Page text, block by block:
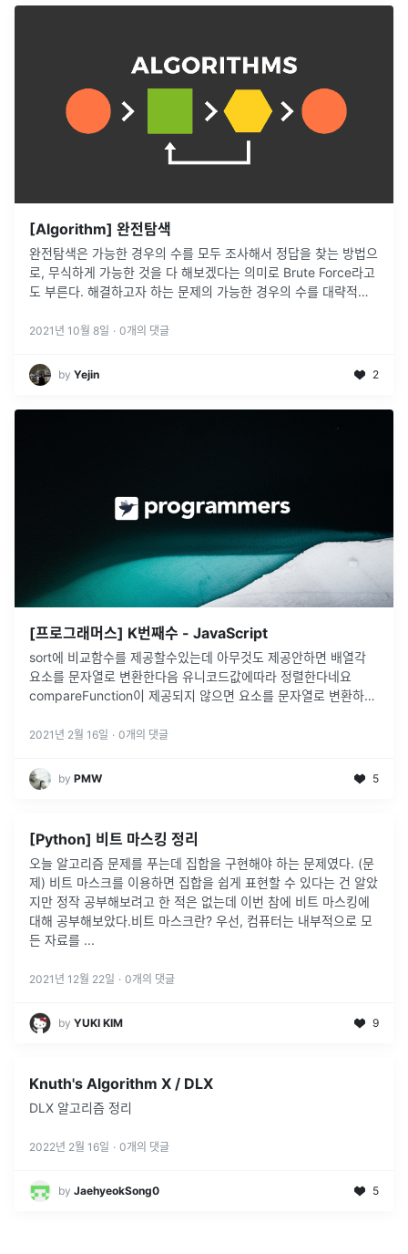
[Algorithm] 완전탐색
완전탐색은 가능한 경우의 수를 모두 조사해서 정답을 찾는 방법으
로, 무식하게 가능한 것을 다 해보겠다는 의미로 Brute Force라고
도 부른다. 해결하고자 하는 문제의 가능한 경우의 수를 대략적으
Brut...
2021년 10월 8일 · 0개의 댓글
by Yejin 2
[프로그래머스] K번째수 - JavaScript
sort에 비교함수를 제공할수있는데 아무것도 제공안하면 배열각
요소를 문자열로 변환한다음 유니코드값에따라 정렬한다네요
compareFunction이 제공되지 않으면 요소를 문자열로 변환하고
를 들어 "바나나" ...
2021년 2월 16일 · 0개의 댓글
by PMW 5
[Python] 비트 마스킹 정리
오늘 알고리즘 문제를 푸는데 집합을 구현해야 하는 문제였다. (문
제) 비트 마스크를 이용하면 집합을 쉽게 표현할 수 있다는 건 알았
지만 정작 공부해보려고 한 적은 없는데 이번 참에 비트 마스킹에
대해 공부해보았다.비트 마스크란? 우선, 컴퓨터는 내부적으로 모
든 자료를 ...
2021년 12월 22일 · 0개의 댓글
by YUKI KIM 9
Knuth's Algorithm X / DLX
DLX 알고리즘 정리
2022년 2월 16일 · 0개의 댓글
by JaehyeokSong0 5